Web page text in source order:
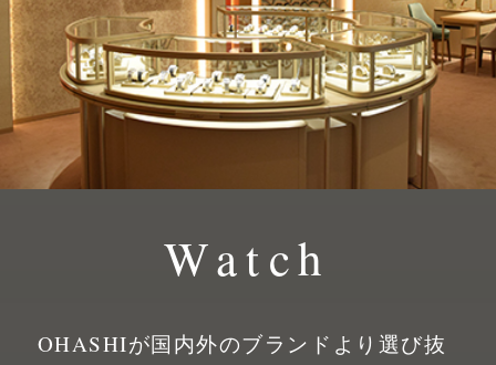
Watch
OHASHIが国内外のブランドより選び抜